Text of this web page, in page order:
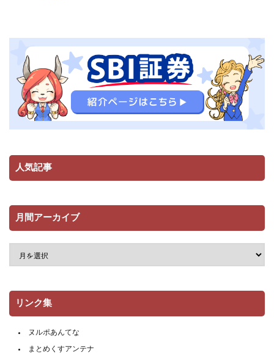
人気記事
月間アーカイブ
リンク集
ヌルポあんてな
まとめくすアンテナ